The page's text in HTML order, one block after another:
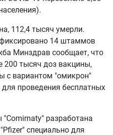
112,4 тысяч умерли.
14 штаммов
Минздрав сообщает, что
200 тысяч доз вакцины,
с вариантом "омикрон"
для проведения бесплатных
разработана
специально для